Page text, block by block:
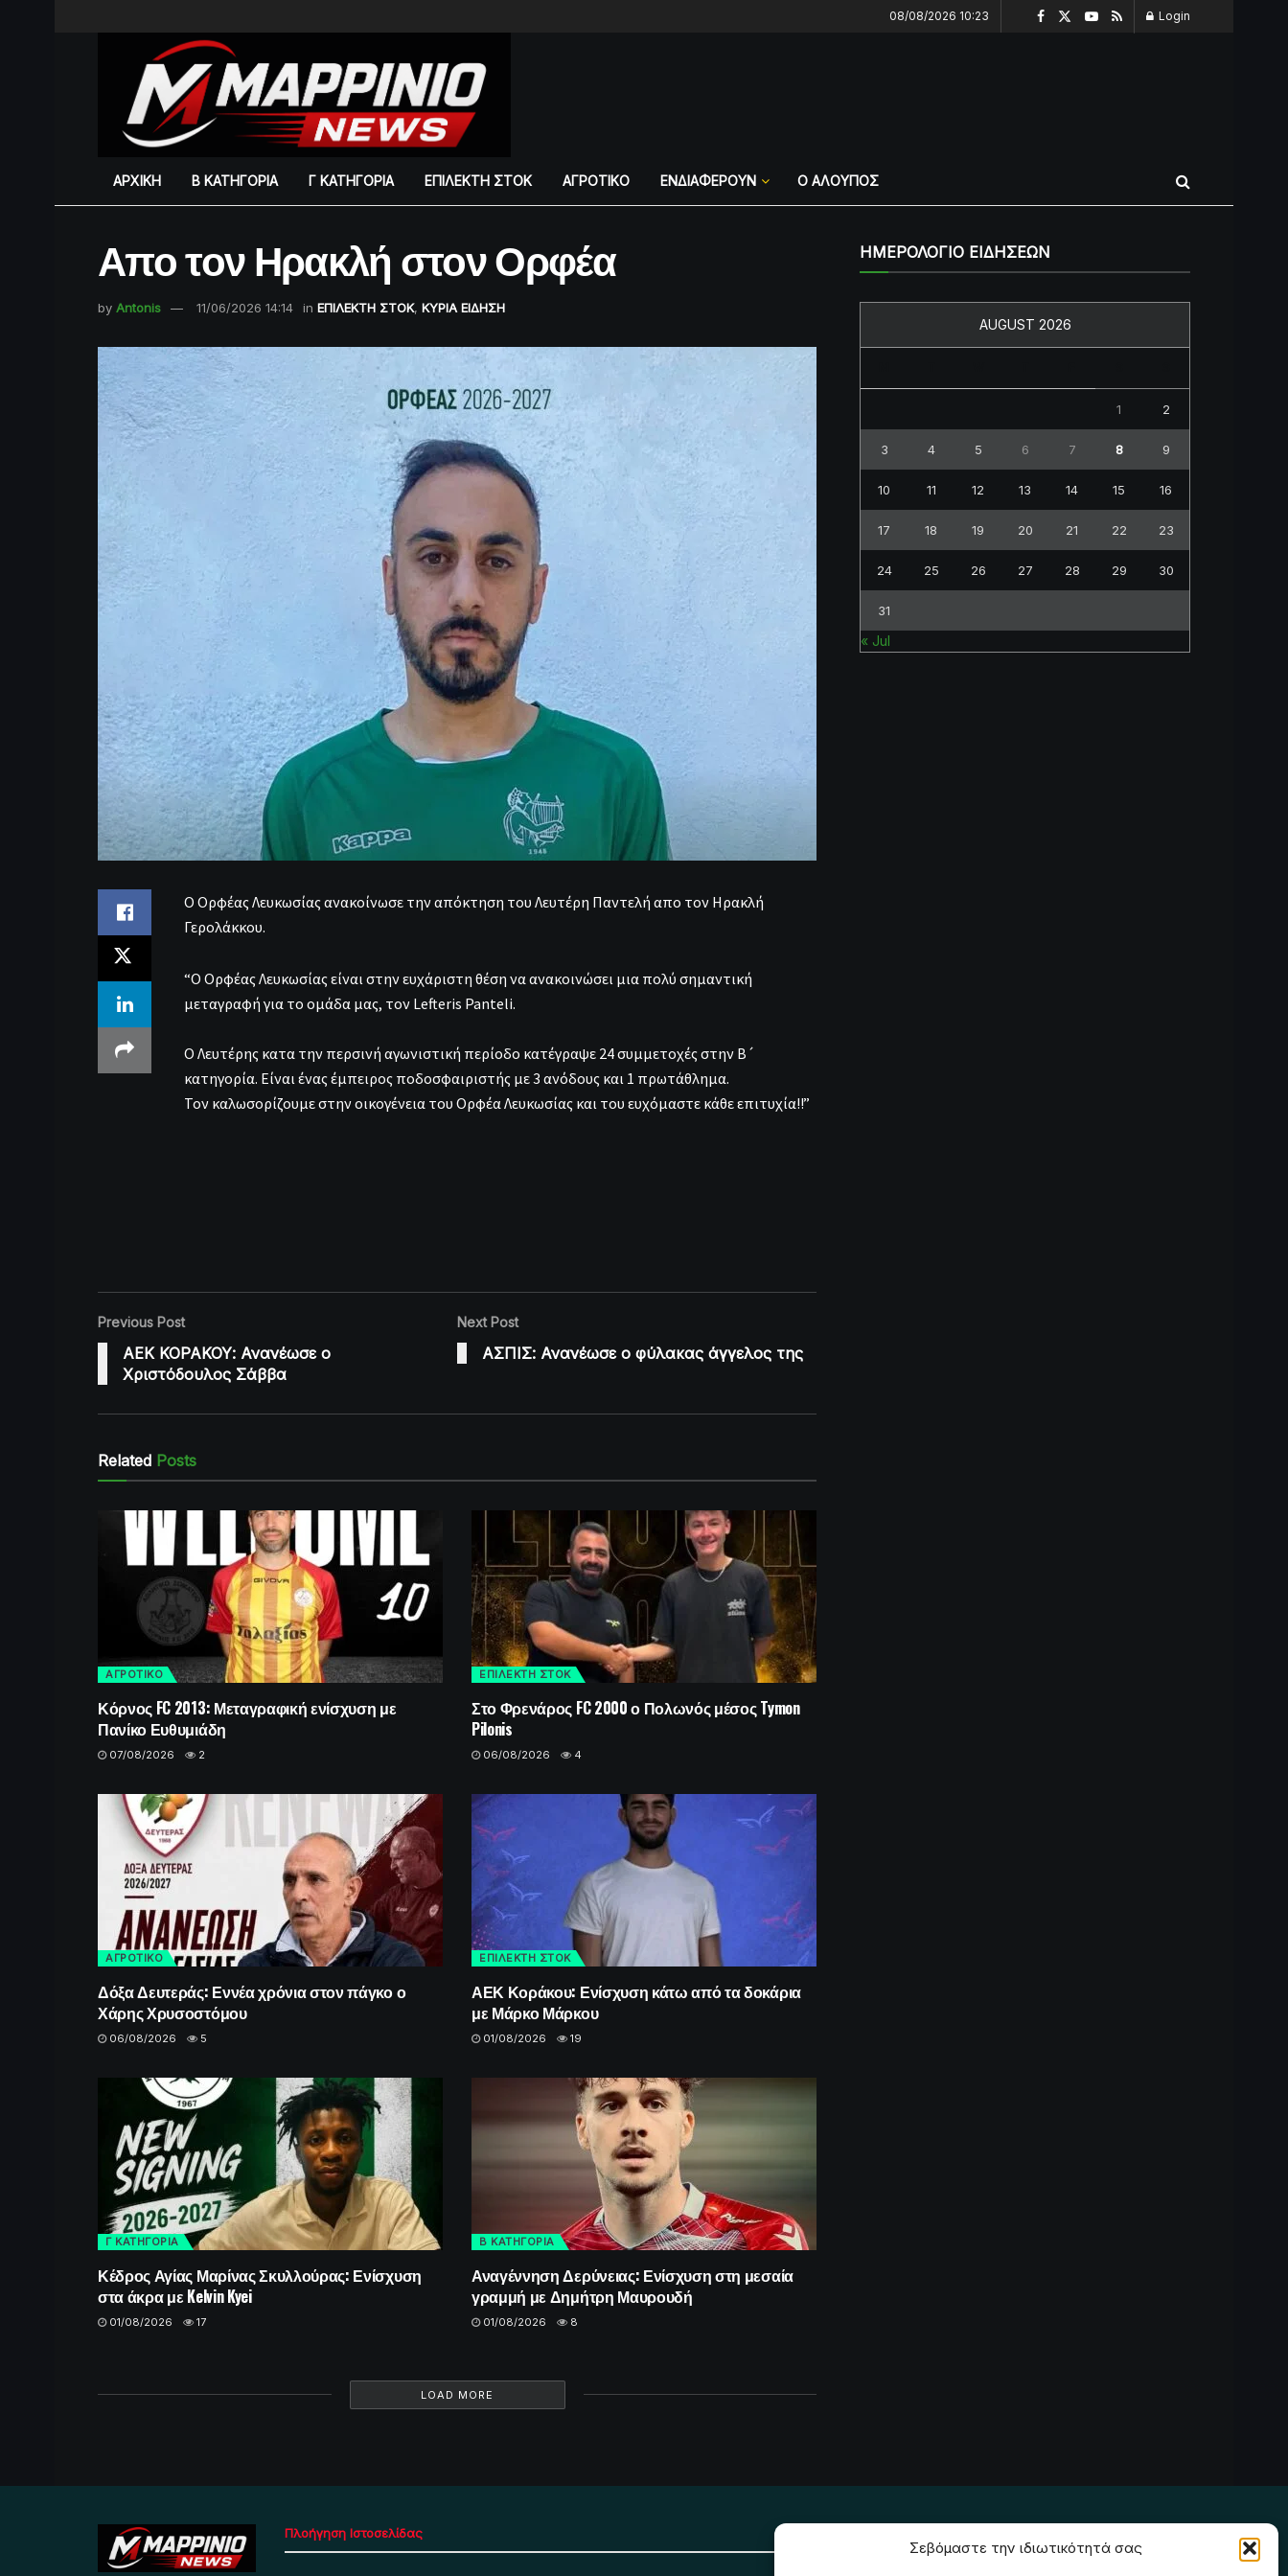
Σεβόμαστε την ιδιωτικότητά σας
08/08/2026 10:23 Login
ΑΡΧΙΚΗ Β ΚΑΤΗΓΟΡΙΑ Γ ΚΑΤΗΓΟΡΙΑ ΕΠΙΛΕΚΤΗ ΣΤΟΚ ΑΓΡΟΤΙΚΟ ΕΝΔΙΑΦΕΡΟΥΝ Ο ΑΛΟΥΠΟΣ
Απο τον Ηρακλή στον Ορφέα
by Antonis 11/06/2026 14:14 in ΕΠΙΛΕΚΤΗ ΣΤΟΚ, ΚΥΡΙΑ ΕΙΔΗΣΗ
Ο Ορφέας Λευκωσίας ανακοίνωσε την απόκτηση του Λευτέρη Παντελή απο τον Ηρακλή
Γερολάκκου.
“Ο Ορφέας Λευκωσίας είναι στην ευχάριστη θέση να ανακοινώσει μια πολύ σημαντική
μεταγραφή για το ομάδα μας, τον Lefteris Panteli.
Ο Λευτέρης κατα την περσινή αγωνιστική περίοδο κατέγραψε 24 συμμετοχές στην Β´
κατηγορία. Είναι ένας έμπειρος ποδοσφαιριστής με 3 ανόδους και 1 πρωτάθλημα.
Τον καλωσορίζουμε στην οικογένεια του Ορφέα Λευκωσίας και του ευχόμαστε κάθε επιτυχία!!”
Previous Post
ΑΕΚ ΚΟΡΑΚΟΥ: Ανανέωσε ο
Χριστόδουλος Σάββα
Next Post
ΑΣΠΙΣ: Ανανέωσε ο φύλακας άγγελος της
Related Posts
ΑΓΡΟΤΙΚΟ
Κόρνος FC 2013: Μεταγραφική ενίσχυση με
Πανίκο Ευθυμιάδη
07/08/2026 2
ΕΠΙΛΕΚΤΗ ΣΤΟΚ
Στο Φρενάρος FC 2000 ο Πολωνός μέσος Tymon
Pilonis
06/08/2026 4
ΑΓΡΟΤΙΚΟ
Δόξα Δευτεράς: Εννέα χρόνια στον πάγκο ο
Χάρης Χρυσοστόμου
06/08/2026 5
ΕΠΙΛΕΚΤΗ ΣΤΟΚ
ΑΕΚ Κοράκου: Ενίσχυση κάτω από τα δοκάρια
με Μάρκο Μάρκου
01/08/2026 19
Γ ΚΑΤΗΓΟΡΙΑ
Κέδρος Αγίας Μαρίνας Σκυλλούρας: Ενίσχυση
στα άκρα με Kelvin Kyei
01/08/2026 17
Β ΚΑΤΗΓΟΡΙΑ
Αναγέννηση Δερύνειας: Ενίσχυση στη μεσαία
γραμμή με Δημήτρη Μαυρουδή
01/08/2026 8
LOAD MORE
ΗΜΕΡΟΛΟΓΙΟ ΕΙΔΗΣΕΩΝ
AUGUST 2026
1 2
3 4 5 6 7 8 9
10 11 12 13 14 15 16
17 18 19 20 21 22 23
24 25 26 27 28 29 30
31
« Jul
Πλοήγηση Ιστοσελίδας